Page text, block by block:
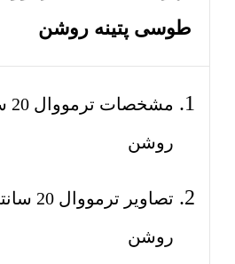
طوسی پتینه روشن
روشن
تصاویر
روشن